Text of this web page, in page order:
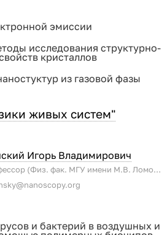
эмиссии
исследования структурно-
кристаллов
из газовой фазы
живых систем"
Игорь Владимирович
Профессор (Физ. фак. МГУ имени М.В. Ломоносова)
и бактерий в воздушных и